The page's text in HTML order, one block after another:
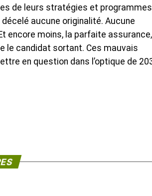
de leurs stratégies et
décelé aucune originalité. Aucune
encore moins, la parfaite assurance,
le candidat sortant. Ces mauvais
en question dans l’optique de